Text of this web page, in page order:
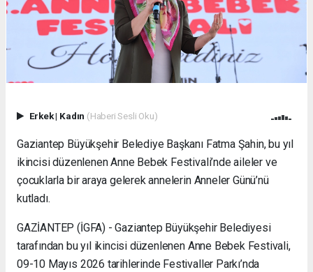
Erkek| Kadın (Haberi Sesli Oku)
Gaziantep Büyükşehir Belediye Başkanı Fatma Şahin, bu yıl
ikincisi düzenlenen Anne Bebek Festivali’nde aileler ve
çocuklarla bir araya gelerek annelerin Anneler Günü’nü
kutladı.
GAZİANTEP (İGFA) - Gaziantep Büyükşehir Belediyesi
tarafından bu yıl ikincisi düzenlenen Anne Bebek Festivali,
09-10 Mayıs 2026 tarihlerinde Festivaller Parkı’nda